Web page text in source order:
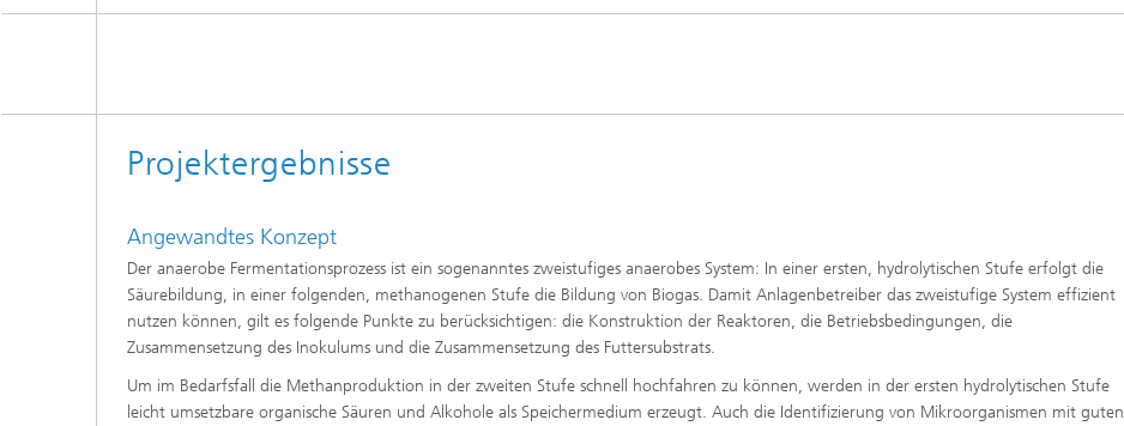
Infektionen – Prävention, Diagnose,
Projektergebnisse
Angewandtes Konzept
Der anaerobe Fermentationsprozess ist ein sogenanntes zweistufiges anaerobes System: In einer ersten, hydrolytischen Stufe erfolgt die
Säurebildung, in einer folgenden, methanogenen Stufe die Bildung von Biogas. Damit Anlagenbetreiber das zweistufige System effizient
nutzen können, gilt es folgende Punkte zu berücksichtigen: die Konstruktion der Reaktoren, die Betriebsbedingungen, die
Zusammensetzung des Inokulums und die Zusammensetzung des Futtersubstrats.
Um im Bedarfsfall die Methanproduktion in der zweiten Stufe schnell hochfahren zu können, werden in der ersten hydrolytischen Stufe
leicht umsetzbare organische Säuren und Alkohole als Speichermedium erzeugt. Auch die Identifizierung von Mikroorganismen mit guten